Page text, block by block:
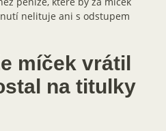
nelituje ani s odstupem
míček vrátil
na titulky